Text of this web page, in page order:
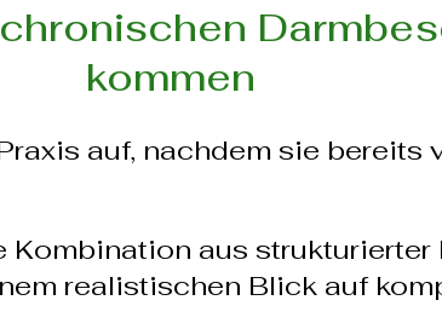
kommen
auf, nachdem sie bereits
Kombination aus
realistischen Blick auf